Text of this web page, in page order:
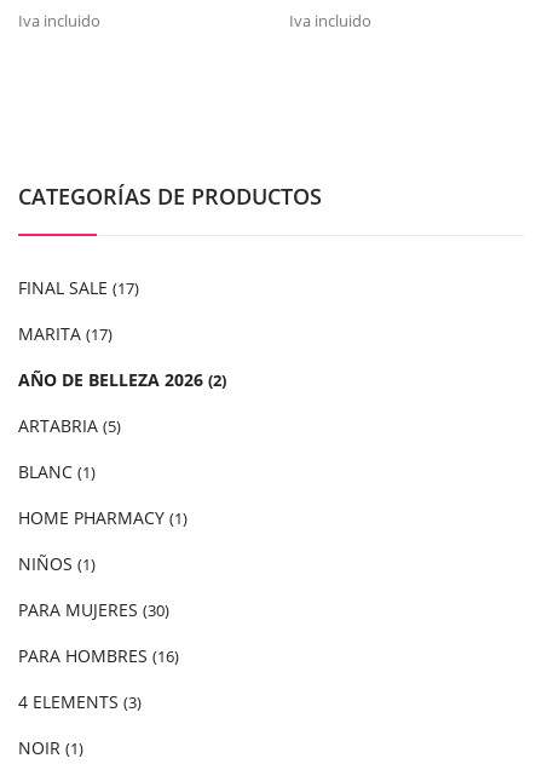
Iva incluido Iva incluido
CATEGORÍAS DE PRODUCTOS
FINAL SALE (17)
MARITA (17)
AÑO DE BELLEZA 2026 (2)
ARTABRIA (5)
BLANC (1)
HOME PHARMACY (1)
NIÑOS (1)
PARA MUJERES (30)
PARA HOMBRES (16)
4 ELEMENTS (3)
NOIR (1)